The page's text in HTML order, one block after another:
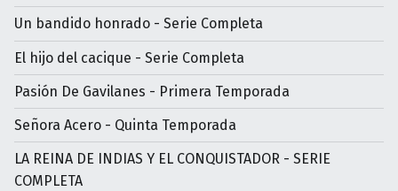
Un bandido honrado - Serie Completa
El hijo del cacique - Serie Completa
Pasión De Gavilanes - Primera Temporada
Señora Acero - Quinta Temporada
LA REINA DE INDIAS Y EL CONQUISTADOR - SERIE
COMPLETA